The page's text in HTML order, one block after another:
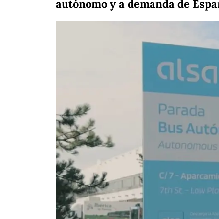
autónomo y a demanda de